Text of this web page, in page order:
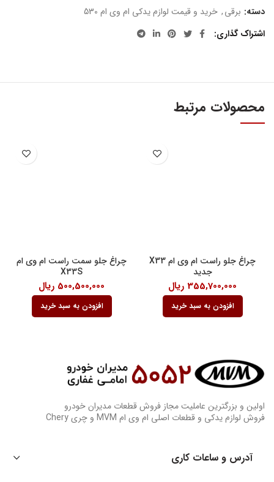
دسته: برقی, خرید و قیمت لوازم یدکی ام وی ام 530
اشتراک گذاری
محصولات مرتبط
چراغ جلو راست ام وی ام X33
جدید
355,700,000 ریال
افزودن به سبد خرید
چراغ جلو سمت راست ام وی ام
X33S
500,500,000 ریال
افزودن به سبد خرید
اولین و بزرگترین عاملیت مجاز فروش قطعات مدیران خودرو
فروش لوازم یدکی و قطعات اصلی ام وی ام MVM و چری Chery
آدرس و ساعات کاری